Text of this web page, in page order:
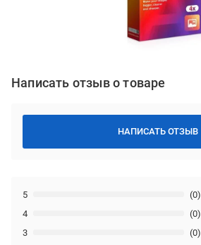
Написать отзыв о товаре
НАПИСАТЬ ОТЗЫВ
3 (0)
4 (0)
5 (0)